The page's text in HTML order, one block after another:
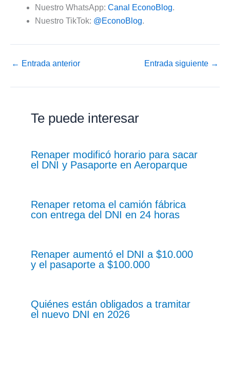
Nuestro WhatsApp: Canal EconoBlog.
Nuestro TikTok: @EconoBlog.
← Entrada anterior Entrada siguiente →
Te puede interesar
Renaper modificó horario para sacar
el DNI y Pasaporte en Aeroparque
Renaper retoma el camión fábrica
con entrega del DNI en 24 horas
Renaper aumentó el DNI a $10.000
y el pasaporte a $100.000
Quiénes están obligados a tramitar
el nuevo DNI en 2026